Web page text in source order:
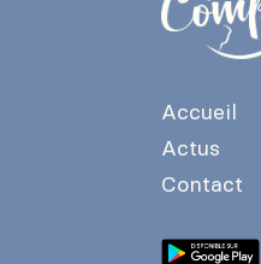
Accueil
Actus
Contact